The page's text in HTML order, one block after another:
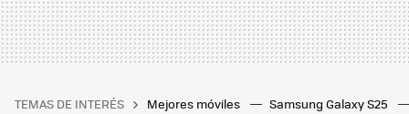
TEMAS DE INTERÉS Mejores móviles Samsung Galaxy S25